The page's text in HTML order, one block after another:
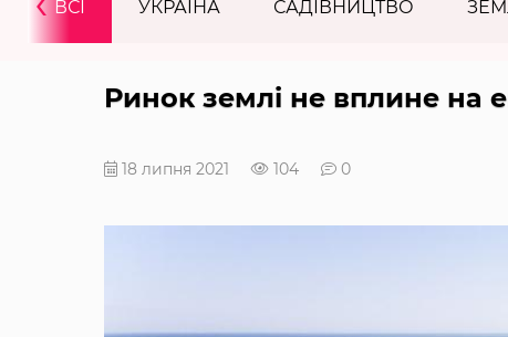
ВСІ УКРАЇНА САДІВНИЦТВО
Ринок землі не вплине на
18 липня 2021 104 0